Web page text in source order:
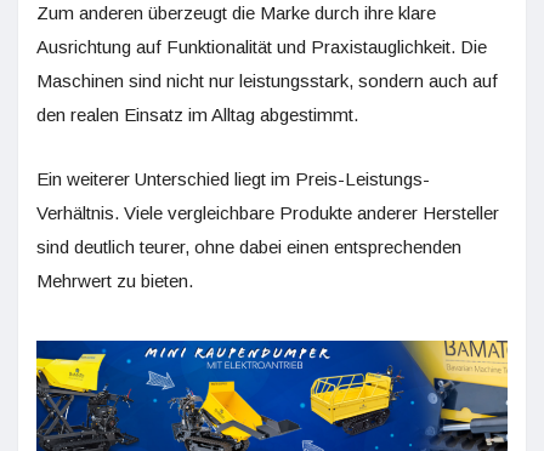
Zum anderen überzeugt die Marke durch ihre klare
Ausrichtung auf Funktionalität und Praxistauglichkeit. Die
Maschinen sind nicht nur leistungsstark, sondern auch auf
den realen Einsatz im Alltag abgestimmt.
Ein weiterer Unterschied liegt im Preis-Leistungs-
Verhältnis. Viele vergleichbare Produkte anderer Hersteller
sind deutlich teurer, ohne dabei einen entsprechenden
Mehrwert zu bieten.